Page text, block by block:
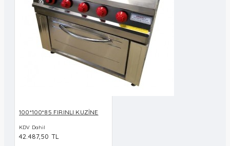
100*100*85 FIRINLI KUZİNE
KDV Dahil
42.487,50 TL